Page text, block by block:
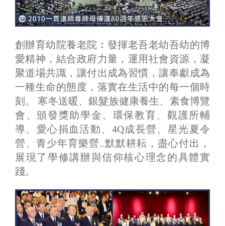
創辦育幼院養老院︰發揮老吾老幼吾幼的博
愛精神，結合政府力量，運用社會資源，凝
聚道場共識，讓付出成為習慣，讓奉獻成為
一種生命的態度，落實在生活中的每一個時
刻。 寒冬送暖、銀髮族健康養生、素食博覽
會、頒發獎助學金、環保教育、觀護所輔
導、愛心捐血活動、4Q成長營、星光夏令
營、青少年育樂營..默默耕耘，盡心付出，
展現了學修講辦與信仰核心理念的具體實
踐。